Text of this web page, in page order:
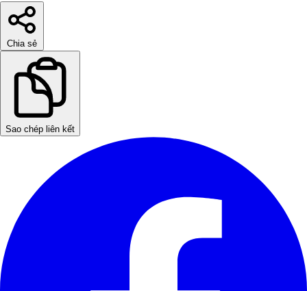
Chia sẻ
Sao chép liên kết